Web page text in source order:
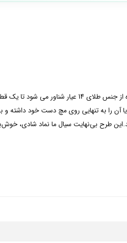
یک الماس درخشان 0.50 قیراط ایجاد شده در آزمایشگاه در مرکز طرح بی
آن را به تنهایی روی مچ دست خود داشته
طرح بی‌نهایت سیال ما نماد شادی،